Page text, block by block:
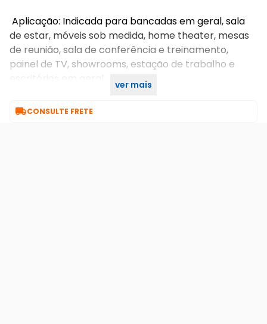
Aplicação: Indicada para bancadas em geral, sala
de estar, móveis sob medida, home theater, mesas
de reunião, sala de conferência e treinamento,
painel de TV, showrooms, estação de trabalho e
escritórios em geral.
ver mais
CONSULTE FRETE